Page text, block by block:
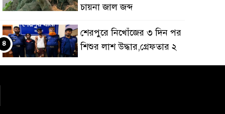
চায়না জাল জব্দ
শেরপুরে নিখোঁজের ৩ দিন পর
শিশুর লাশ উদ্ধার,গ্রেফতার ২
৪